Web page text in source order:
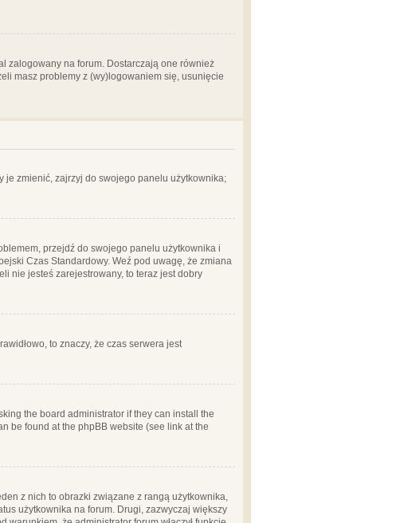
zalogowany na forum. Dostarczają one również
masz problemy z (wy)logowaniem się, usunięcie
je zmienić, zajrzyj do swojego panelu użytkownika;
przejdź do swojego panelu użytkownika i
Czas Standardowy. Weź pod uwagę, że zmiana
nie jesteś zarejestrowany, to teraz jest dobry
to znaczy, że czas serwera jest
the board administrator if they can install the
be found at the phpBB website (see link at the
z nich to obrazki związane z rangą użytkownika,
użytkownika na forum. Drugi, zazwyczaj większy